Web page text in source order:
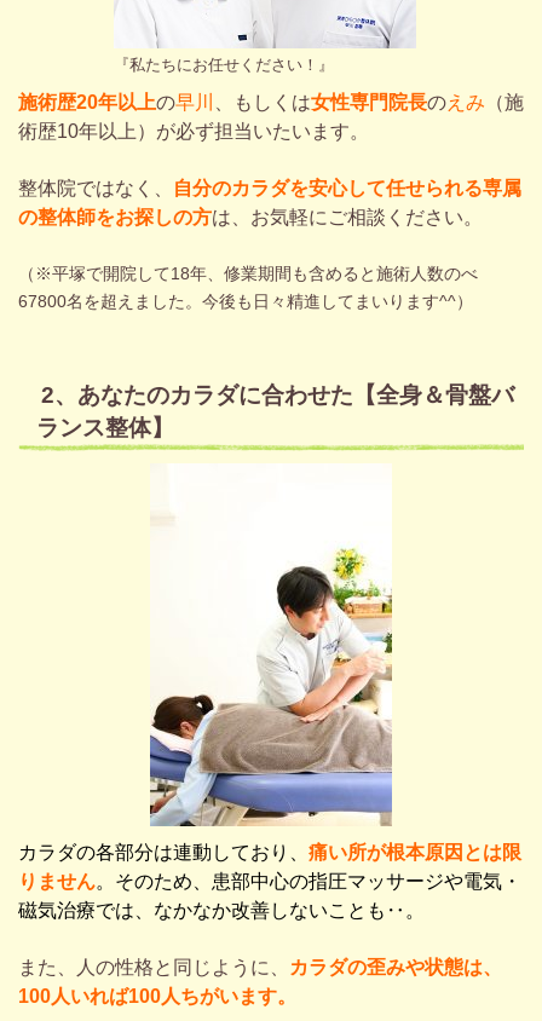
『私たちにお任せください！』
施術歴20年以上の早川 、もしくは女性専門院長のえみ （施
術歴10年以上）が必ず担当いたいます。
整体院ではなく、
自分のカラダを安心して任せられる専属
の整体師をお探しの方は、お気軽にご相談ください。
（※平塚で開院して18年、修業期間も含めると施術人数のべ
67800名を超えました。今後も日々精進してまいります^^）
2、あなたのカラダに合わせた【全身＆骨盤バ
ランス整体】
カラダの各部分は連動しており、 痛い所が根本原因とは限
りません。そのため、 患部中心の指圧マッサージや電気・
磁気治療では、なかなか改善しないことも‥。
また、人の性格と同じように、 カラダの歪みや状態は、
100人いれば100人ちがいます。